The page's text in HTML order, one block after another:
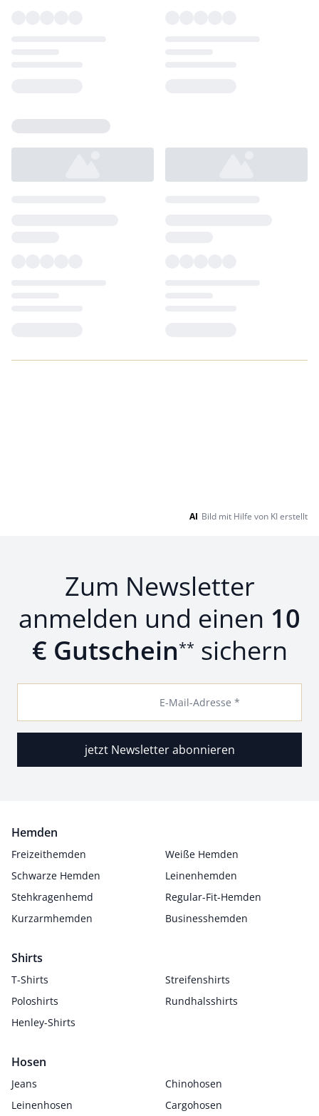
AI Bild mit Hilfe von KI erstellt
Zum Newsletter
anmelden und einen 10
€ Gutschein** sichern
E-Mail-Adresse *
jetzt Newsletter abonnieren
Hemden
Freizeithemden
Weiße Hemden
Schwarze Hemden
Leinenhemden
Stehkragenhemd
Regular-Fit-Hemden
Kurzarmhemden
Businesshemden
Shirts
T-Shirts
Streifenshirts
Poloshirts
Rundhalsshirts
Henley-Shirts
Hosen
Jeans
Chinohosen
Leinenhosen
Cargohosen